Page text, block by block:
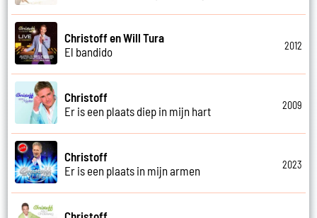
Christoff en Will Tura
El bandido
2012
Christoff
Er is een plaats diep in mijn hart
2009
Christoff
Er is een plaats in mijn armen
2023